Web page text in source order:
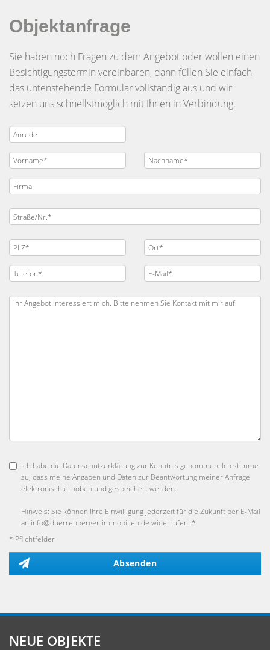
Objektanfrage
Sie haben noch Fragen zu dem Angebot oder wollen einen
Besichtigungstermin vereinbaren, dann füllen Sie einfach
das untenstehende Formular vollständig aus und wir
setzen uns schnellstmöglich mit Ihnen in Verbindung.
Ich habe die Datenschutzerklärungzur Kenntnis genommen. Ich stimme
zu, dass meine Angaben und Daten zur Beantwortung meiner Anfrage
elektronisch erhoben und gespeichert werden.
Hinweis: Sie können Ihre Einwilligung jederzeit für die Zukunft per E-Mail
an info@duerrenberger-immobilien.de widerrufen. *
* Pflichtfelder
Absenden
NEUE OBJEKTE